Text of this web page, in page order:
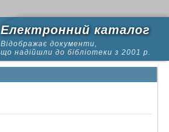
Електронний каталог
Відображає документи,
що надійшли до бібліотеки з 2001 р.